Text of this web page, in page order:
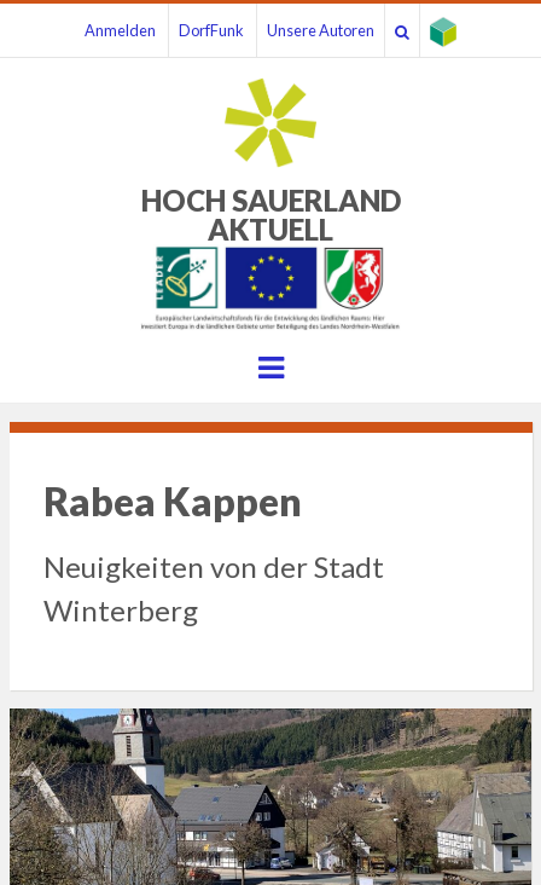
Anmelden DorfFunk Unsere Autoren
HOCH SAUERLAND
AKTUELL
Menu
Rabea Kappen
Neuigkeiten von der Stadt
Winterberg